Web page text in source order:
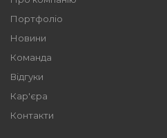
Портфоліо
Новини
Команда
Відгуки
Кар'єра
Контакти